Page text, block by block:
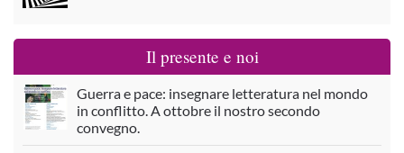
Il presente e noi
Guerra e pace: insegnare letteratura nel mondo
in conflitto. A ottobre il nostro secondo
convegno.